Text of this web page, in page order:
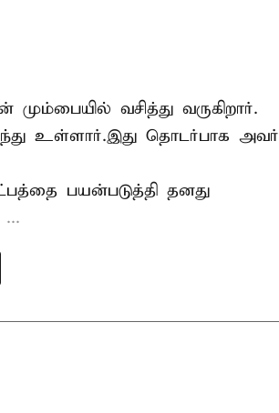
மும்பையில் வசித்து வருகிறார்.
உள்ளார்.இது தொடர்பாக அவர்
பயன்படுத்தி தனது